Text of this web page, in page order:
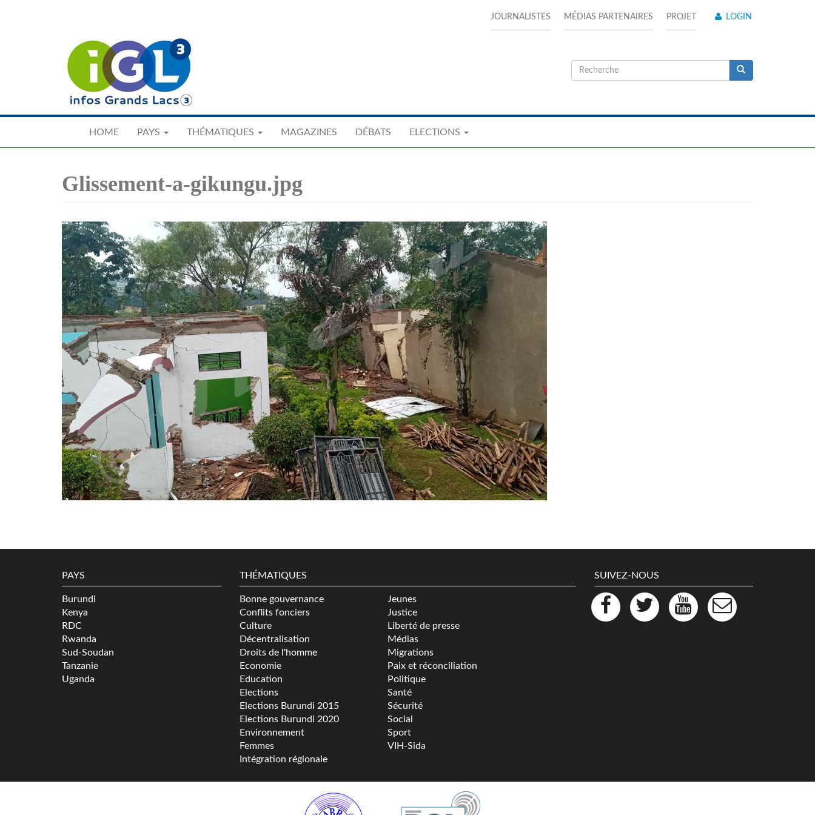
JOURNALISTES MÉDIAS PARTENAIRES PROJET LOGIN
Formulaire
recherche
HOME PAYS THÉMATIQUES MAGAZINES DÉBATS ELECTIONS
Glissement-a-gikungu.jpg
PAYS
Burundi
Kenya
RDC
Rwanda
Sud-Soudan
Tanzanie
Uganda
THÉMATIQUES
Bonne gouvernance
Conflits fonciers
Culture
Décentralisation
Droits de l'homme
Economie
Education
Elections
Elections Burundi 2015
Elections Burundi 2020
Environnement
Femmes
Intégration régionale
Jeunes
Justice
Liberté de presse
Médias
Migrations
Paix et réconciliation
Politique
Santé
Sécurité
Social
Sport
VIH-Sida
SUIVEZ-NOUS